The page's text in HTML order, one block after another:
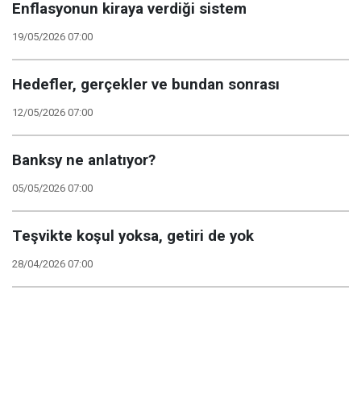
Enflasyonun kiraya verdiği sistem
19/05/2026 07:00
Hedefler, gerçekler ve bundan sonrası
12/05/2026 07:00
Banksy ne anlatıyor?
05/05/2026 07:00
Teşvikte koşul yoksa, getiri de yok
28/04/2026 07:00